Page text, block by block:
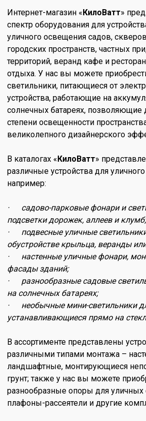
Интернет-магазин «КилоВатт»
спектр оборудования для
уличного освещения садов,
городских пространств, частных
территорий, веранд кафе и
отдыха. У нас вы можете
светильники, питающиеся от
устройства, работающие на
солнечных батареях, позволяющие
степени освещенности
великолепного дизайнерского
В каталогах «КилоВатт»
различные устройства для
например:
· садово-парковые фонари и
подсветки дорожек, аллеев и клумб;
· подвесные уличные
обустройстве крыльца, веранды
· настенные уличные фонари,
фасады зданий;
· разнообразные садовые
на солнечных батареях;
· необычные мини-светильники
устанавливающиеся прямо на
В ассортименте представлены
различными типами монтажа –
ландшафтные, монтирующиеся
грунт; также у нас вы можете
разнообразные опоры для уличных
плафоны-рассеятели и другие